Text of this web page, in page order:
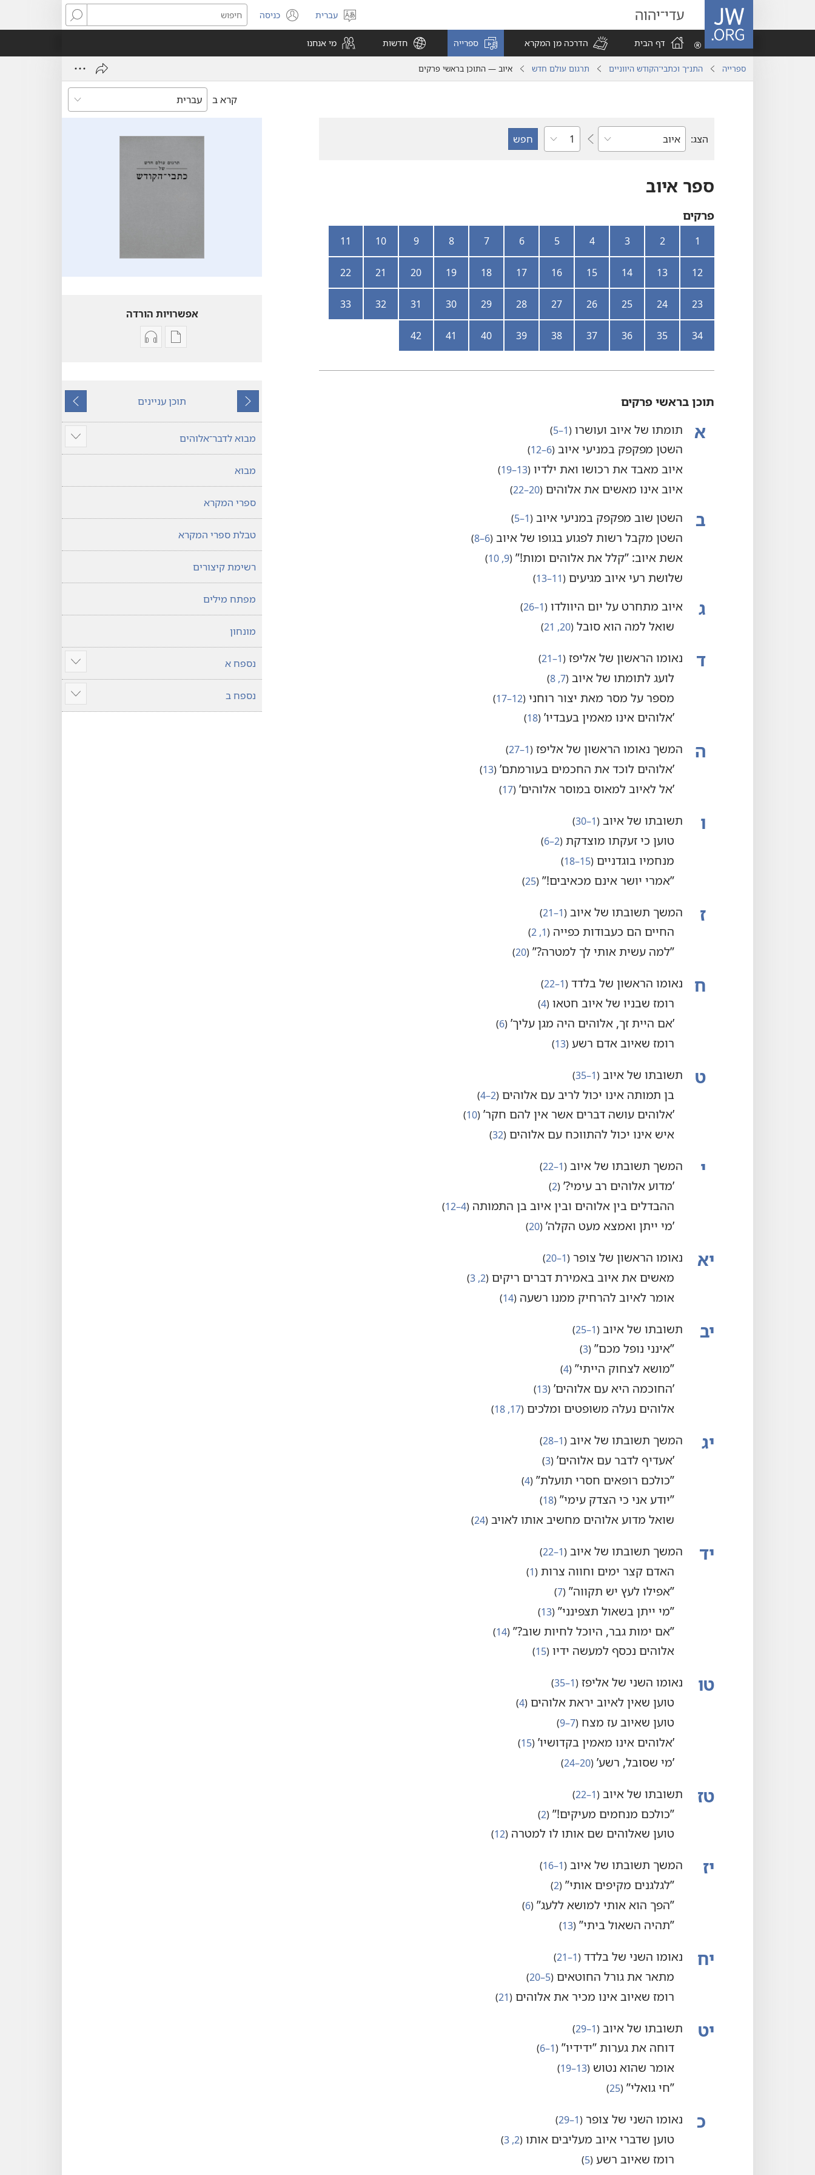
JW.ORG עדי־יהוה
בחר
שפה
עברית כניסה
(פותח
חלון
חיפוש
דף הבית
הדרכה מן המקרא ספרייה חדשות מי אנחנו
ספרייה התנ״ך וכתבי־הקודש היווניים תרגום עולם חדש איוב — התוכן בראשי פרקים
קרא ב
הצג:
ספר
פרק
ספר איוב
פרקים
1
2
3
4
5
6
7
8
9
10
11
12
13
14
15
16
17
18
19
20
21
22
23
24
25
26
27
28
29
30
31
32
33
34
35
36
37
38
39
40
41
42
תוכן בראשי פרקים
א תומתו של איוב ועושרו ‏(‏
1–5
‏)‏
השטן מפקפק במניעי איוב ‏(‏
6–12
‏)‏
איוב מאבד את רכושו ואת ילדיו ‏(‏
13–19
‏)‏
איוב אינו מאשים את אלוהים ‏(‏
20–22
‏)‏
ב השטן שוב מפקפק במניעי איוב ‏(‏
1–5
‏)‏
השטן מקבל רשות לפגוע בגופו של איוב ‏(‏
6–8
‏)‏
אשת איוב:‏ ”‏קלל את אלוהים ומות!‏”‏ ‏(‏
9,‏ 10
‏)‏
שלושת רעי איוב מגיעים ‏(‏
11–13
‏)‏
ג איוב מתחרט על יום היוולדו ‏(‏
1–26
‏)‏
שואל למה הוא סובל‏(‏
20,‏ 21
‏)‏
ד נאומו הראשון של אליפז ‏(‏
1–21
‏)‏
לועג לתומתו של איוב‏(‏
7,‏ 8
‏)‏
מספר על מסר מאת יצור רוחני‏(‏
12–17
‏)‏
‏’‏אלוהים אינו מאמין בעבדיו’‏‏(‏
18
‏)‏
ה המשך נאומו הראשון של אליפז ‏(‏
1–27
‏)‏
‏’‏אלוהים לוכד את החכמים בעורמתם’‏‏(‏
13
‏)‏
‏’‏אל לאיוב למאוס במוסר אלוהים’‏‏(‏
17
‏)‏
ו תשובתו של איוב ‏(‏
1–30
‏)‏
טוען כי זעקתו מוצדקת‏(‏
2–6
‏)‏
מנחמיו בוגדניים‏(‏
15–18
‏)‏
‏”‏אמרי יושר אינם מכאיבים!‏”‏‏(‏
25
‏)‏
ז המשך תשובתו של איוב ‏(‏
1–21
‏)‏
החיים הם כעבודות כפייה‏(‏
1,‏ 2
‏)‏
‏”‏למה עשית אותי לך למטרה?‏”‏‏(‏
20
‏)‏
ח נאומו הראשון של בלדד ‏(‏
1–22
‏)‏
רומז שבניו של איוב חטאו‏(‏
4
‏)‏
‏’‏אם היית זך,‏ אלוהים היה מגן עליך’‏‏(‏
6
‏)‏
רומז שאיוב אדם רשע‏(‏
13
‏)‏
ט תשובתו של איוב ‏(‏
1–35
‏)‏
בן תמותה אינו יכול לריב עם אלוהים‏(‏
2–4
‏)‏
‏’‏אלוהים עושה דברים אשר אין להם חקר’‏‏(‏
10
‏)‏
איש אינו יכול להתווכח עם אלוהים‏(‏
32
‏)‏
י המשך תשובתו של איוב ‏(‏
1–22
‏)‏
‏’‏מדוע אלוהים רב עימי?‏’‏‏(‏
2
‏)‏
ההבדלים בין אלוהים ובין איוב בן התמותה‏(‏
4–12
‏)‏
‏’‏מי ייתן ואמצא מעט הקלה’‏‏(‏
20
‏)‏
יא נאומו הראשון של צופר ‏(‏
1–20
‏)‏
מאשים את איוב באמירת דברים ריקים‏(‏
2,‏ 3
‏)‏
אומר לאיוב להרחיק ממנו רשעה‏(‏
14
‏)‏
יב תשובתו של איוב ‏(‏
1–25
‏)‏
‏”‏אינני נופל מכם”‏‏(‏
3
‏)‏
‏”‏מושא לצחוק הייתי”‏‏(‏
4
‏)‏
‏’‏החוכמה היא עם אלוהים’‏‏(‏
13
‏)‏
אלוהים נעלה משופטים ומלכים‏(‏
17,‏ 18
‏)‏
יג המשך תשובתו של איוב ‏(‏
1–28
‏)‏
‏’‏אעדיף לדבר עם אלוהים’‏‏(‏
3
‏)‏
‏”‏כולכם רופאים חסרי תועלת”‏‏(‏
4
‏)‏
‏”‏יודע אני כי הצדק עימי”‏‏(‏
18
‏)‏
שואל מדוע אלוהים מחשיב אותו לאויב‏(‏
24
‏)‏
יד המשך תשובתו של איוב ‏(‏
1–22
‏)‏
האדם קצר ימים וחווה צרות‏(‏
1
‏)‏
‏”‏אפילו לעץ יש תקווה”‏‏(‏
7
‏)‏
‏”‏מי ייתן בשאול תצפינני”‏‏(‏
13
‏)‏
‏”‏אם ימות גבר,‏ היוכל לחיות שוב?‏”‏‏(‏
14
‏)‏
אלוהים נכסף למעשה ידיו‏(‏
15
‏)‏
טו נאומו השני של אליפז ‏(‏
1–35
‏)‏
טוען שאין לאיוב יראת אלוהים‏(‏
4
‏)‏
טוען שאיוב עז מצח‏(‏
7–9
‏)‏
‏’‏אלוהים אינו מאמין בקדושיו’‏‏(‏
15
‏)‏
‏’‏מי שסובל,‏ רשע’‏‏(‏
20–24
‏)‏
טז תשובתו של איוב ‏(‏
1–22
‏)‏
‏”‏כולכם מנחמים מעיקים!‏”‏‏(‏
2
‏)‏
טוען שאלוהים שם אותו לו למטרה‏(‏
12
‏)‏
יז המשך תשובתו של איוב ‏(‏
1–16
‏)‏
‏”‏לגלגנים מקיפים אותי”‏‏(‏
2
‏)‏
‏”‏הפך הוא אותי למושא ללעג”‏‏(‏
6
‏)‏
‏”‏תהיה השאול ביתי”‏‏(‏
13
‏)‏
יח נאומו השני של בלדד ‏(‏
1–21
‏)‏
מתאר את גורל החוטאים‏(‏
5–20
‏)‏
רומז שאיוב אינו מכיר את אלוהים‏(‏
21
‏)‏
יט תשובתו של איוב ‏(‏
1–29
‏)‏
דוחה את גערות ”‏ידידיו”‏‏(‏
1–6
‏)‏
אומר שהוא נטוש‏(‏
13–19
‏)‏
‏”‏חי גואלי”‏‏(‏
25
‏)‏
כ נאומו השני של צופר ‏(‏
1–29
‏)‏
טוען שדברי איוב מעליבים אותו‏(‏
2,‏ 3
‏)‏
רומז שאיוב רשע‏(‏
5
‏)‏
אפשרויות הורדה
אפשרויות
תרגום
אפשרויות
שמע
הקודם
תוכן עניינים
הבא
מבוא לדבר־אלוהים
הצג
עוד
מבוא
ספרי המקרא
טבלת ספרי המקרא
רשימת קיצורים
מפתח מילים
מונחון
נספח א
הצג
עוד
נספח ב
הצג
עוד